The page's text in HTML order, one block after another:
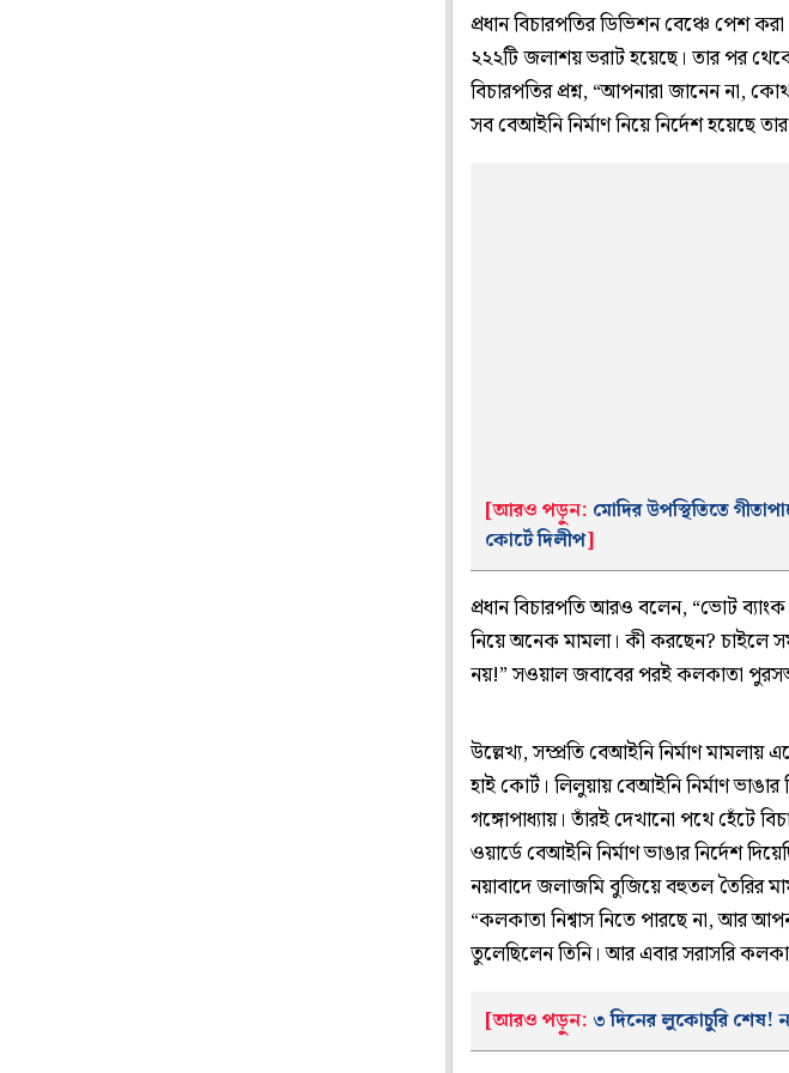
প্রধান বিচারপতির ডিভিশন বেঞ্চে পেশ
২২২টি জলাশয় ভরাট হয়েছে। তার পর
বিচারপতির প্রশ্ন, “আপনারা জানেন না,
সব বেআইনি নির্মাণ নিয়ে নির্দেশ হয়েছে
[আরও পড়ুন: মোদির উপস্থিতিতে
কোর্টে দিলীপ]
প্রধান বিচারপতি আরও বলেন, “ভোট
নিয়ে অনেক মামলা। কী করছেন? চাইলে
নয়!” সওয়াল জবাবের পরই কলকাতা
উল্লেখ্য, সম্প্রতি বেআইনি নির্মাণ
হাই কোর্ট। লিলুয়ায় বেআইনি নির্মাণ
গঙ্গোপাধ্যায়। তাঁরই দেখানো পথে হেঁটে
ওয়ার্ডে বেআইনি নির্মাণ ভাঙার নির্দেশ
নয়াবাদে জলাজমি বুজিয়ে বহুতল তৈরির
“কলকাতা নিশ্বাস নিতে পারছে না, আর
তুলেছিলেন তিনি। আর এবার সরাসরি
[আরও পড়ুন: ৩ দিনের লুকোচুরি শেষ!